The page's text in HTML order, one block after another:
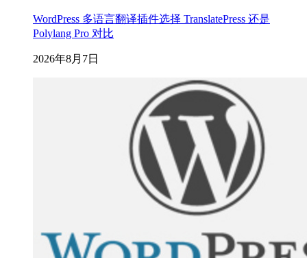
WordPress 多语言翻译插件选择 TranslatePress 还是
Polylang Pro 对比
2026年8月7日